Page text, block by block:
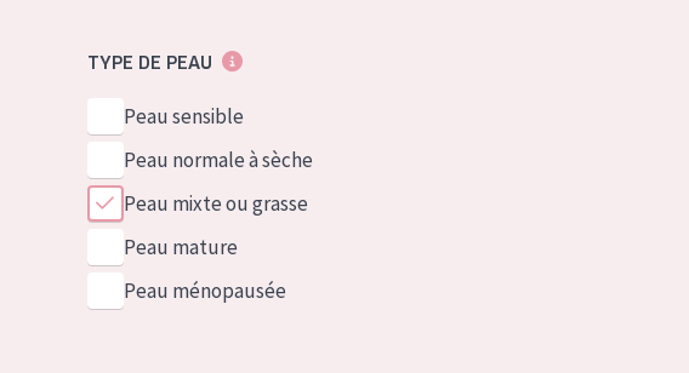
TYPE DE PEAU
Peau sensible
Peau normale à sèche
Peau mixte ou grasse
Peau mature
Peau ménopausée